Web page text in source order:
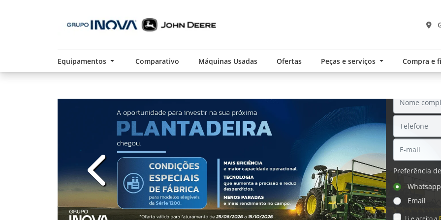
Equipamentos Comparativo Máquinas Usadas Ofertas Peças e serviços Compra e
Preferência
Whatsapp
Email
templates.template-01.components.carousel.texts.control_prev